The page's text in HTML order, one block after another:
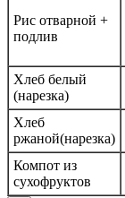
Рис отварной +
подлив
Хлеб белый
(нарезка)
Хлеб
ржаной(нарезка)
Компот из
сухофруктов